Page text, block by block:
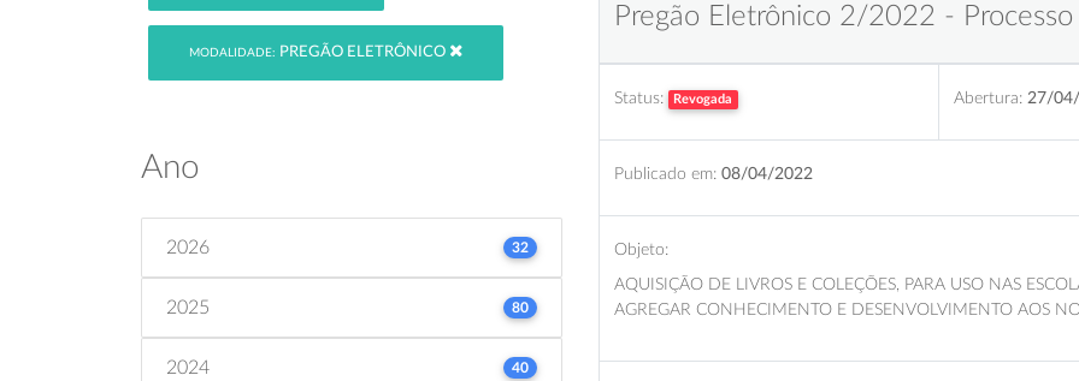
MODALIDADE: PREGÃO ELETRÔNICO
Ano
2026 32
2025 80
2024 40
Pregão Eletrônico 2/2022 -
Status: Revogada Abertura: 27/
Publicado em: 08/04/2022
Objeto:
AQUISIÇÃO DE LIVROS E COLEÇÕES, PARA USO NAS
AGREGAR CONHECIMENTO E DESENVOLVIMENTO AOS